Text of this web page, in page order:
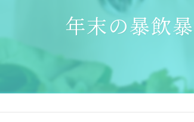
年末の暴飲